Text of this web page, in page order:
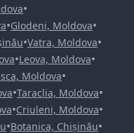
•
•Glodeni, Moldova•
•Vatra, Moldova•
•Leova, Moldova•
Moldova•
•Taraclia, Moldova•
•Criuleni, Moldova•
•Botanica, Chișinău•